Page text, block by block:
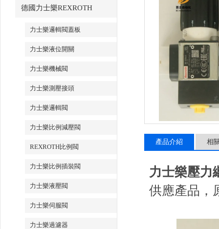
德國力士樂REXROTH
力士樂邏輯閥蓋板
力士樂液位開關
力士樂機械閥
力士樂測壓接頭
力士樂邏輯閥
力士樂比例減壓閥
REXROTH比例閥
力士樂比例插裝閥
力士樂液壓閥
力士樂伺服閥
力士樂過濾器
產品介紹 相
力士樂壓力
供應產品，